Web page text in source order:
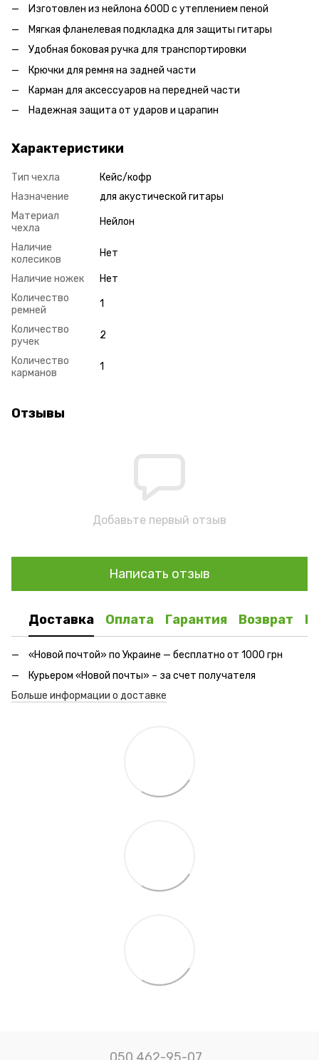
Изготовлен из нейлона 600D с утеплением пеной
Мягкая фланелевая подкладка для защиты гитары
Удобная боковая ручка для транспортировки
Крючки для ремня на задней части
Карман для аксессуаров на передней части
Надежная защита от ударов и царапин
Характеристики
Тип чехла
Кейс/кофр
Назначение
для акустической гитары
Материал
чехла
Нейлон
Наличие
колесиков
Нет
Наличие ножек
Нет
Количество
ремней
1
Количество
ручек
2
Количество
карманов
1
Отзывы
Добавьте первый отзыв
Написать отзыв
Доставка Оплата Гарантия Возврат
«Новой почтой» по Украине — бесплатно от 1000 грн
Курьером «Новой почты» – за счет получателя
Больше информации о доставке